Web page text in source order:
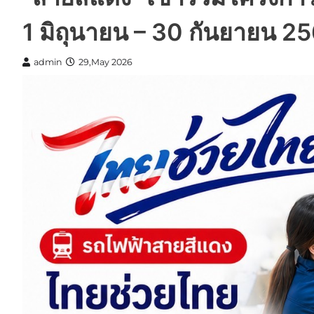
1 มิถุนายน – 30 กันยายน
admin 29,May 2026